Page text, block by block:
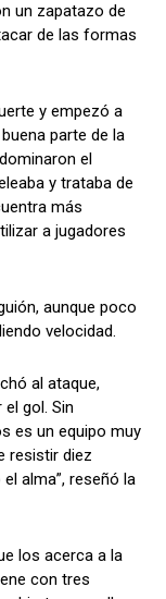
un zapatazo de
de las formas
y empezó a
parte de la
el
y trataba de
más
a jugadores
aunque poco
velocidad.
al ataque,
gol. Sin
es un equipo muy
resistir diez
alma”, reseñó la
los acerca a la
con tres